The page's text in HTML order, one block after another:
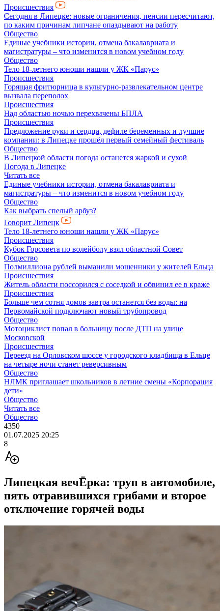
Происшествия
Сегодня в Липецке: новые ограничения, пенсии пересчитают,
по каким причинам липчане опаздывают на работу
Общество
Единые учебники истории, отмена бакалавриата и
магистратуры – что изменится в новом учебном году
Общество
Тело 18-летнего юноши нашли у ЖК «Парус»
Происшествия
Горящая фритюрница в культурно-развлекательном центре
вызвала переполох
Происшествия
Над областью ночью перехвачены БПЛА
Происшествия
Предложение руки и сердца, дефиле беременных и лучшие
компании: в Липецке прошёл первый семейный фестиваль
Общество
В Липецкой области погода останется жаркой и сухой
Погода в Липецке
Читать все
Единые учебники истории, отмена бакалавриата и
магистратуры – что изменится в новом учебном году
Общество
Как выбрать спелый арбуз?
Говорит Липецк
Тело 18-летнего юноши нашли у ЖК «Парус»
Происшествия
Кубок Горсовета по волейболу взял областной Совет
Общество
Полмиллиона рублей выманили мошенники у жителей Ельца
Происшествия
Житель области поссорился с соседкой и обвинил ее в краже
Происшествия
Больше чем сотня домов завтра останется без воды: на
Первомайской подключают новый трубопровод
Общество
Мотоциклист попал в больницу после ДТП на улице
Московской
Происшествия
Переезд на Орловском шоссе у городского кладбища в Ельце
на четыре ночи станет реверсивным
Общество
НЛМК приглашает школьников в летние смены «Корпорация
дети»
Общество
Читать все
Общество
4350
01.07.2025 20:25
8
Липецкая вечЁрка: труп в автомобиле,
пять отравившихся грибами и второе
отключение горячей воды